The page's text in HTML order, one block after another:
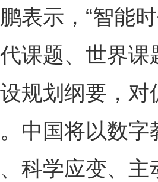
示，“智能时
课题、世界
规划纲要，
中国将以数
科学应变、